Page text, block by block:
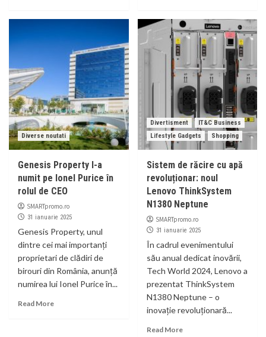
Diverse noutati
Genesis Property l-a
numit pe Ionel Purice în
rolul de CEO
SMARTpromo.ro
31 ianuarie 2025
Genesis Property, unul
dintre cei mai importanți
proprietari de clădiri de
birouri din România, anunță
numirea lui Ionel Purice în...
Read More
Divertisment
IT&C Business
Lifestyle Gadgets
Shopping
Sistem de răcire cu apă
revoluționar: noul
Lenovo ThinkSystem
N1380 Neptune
SMARTpromo.ro
31 ianuarie 2025
În cadrul evenimentului
său anual dedicat inovării,
Tech World 2024, Lenovo a
prezentat ThinkSystem
N1380 Neptune – o
inovație revoluționară...
Read More